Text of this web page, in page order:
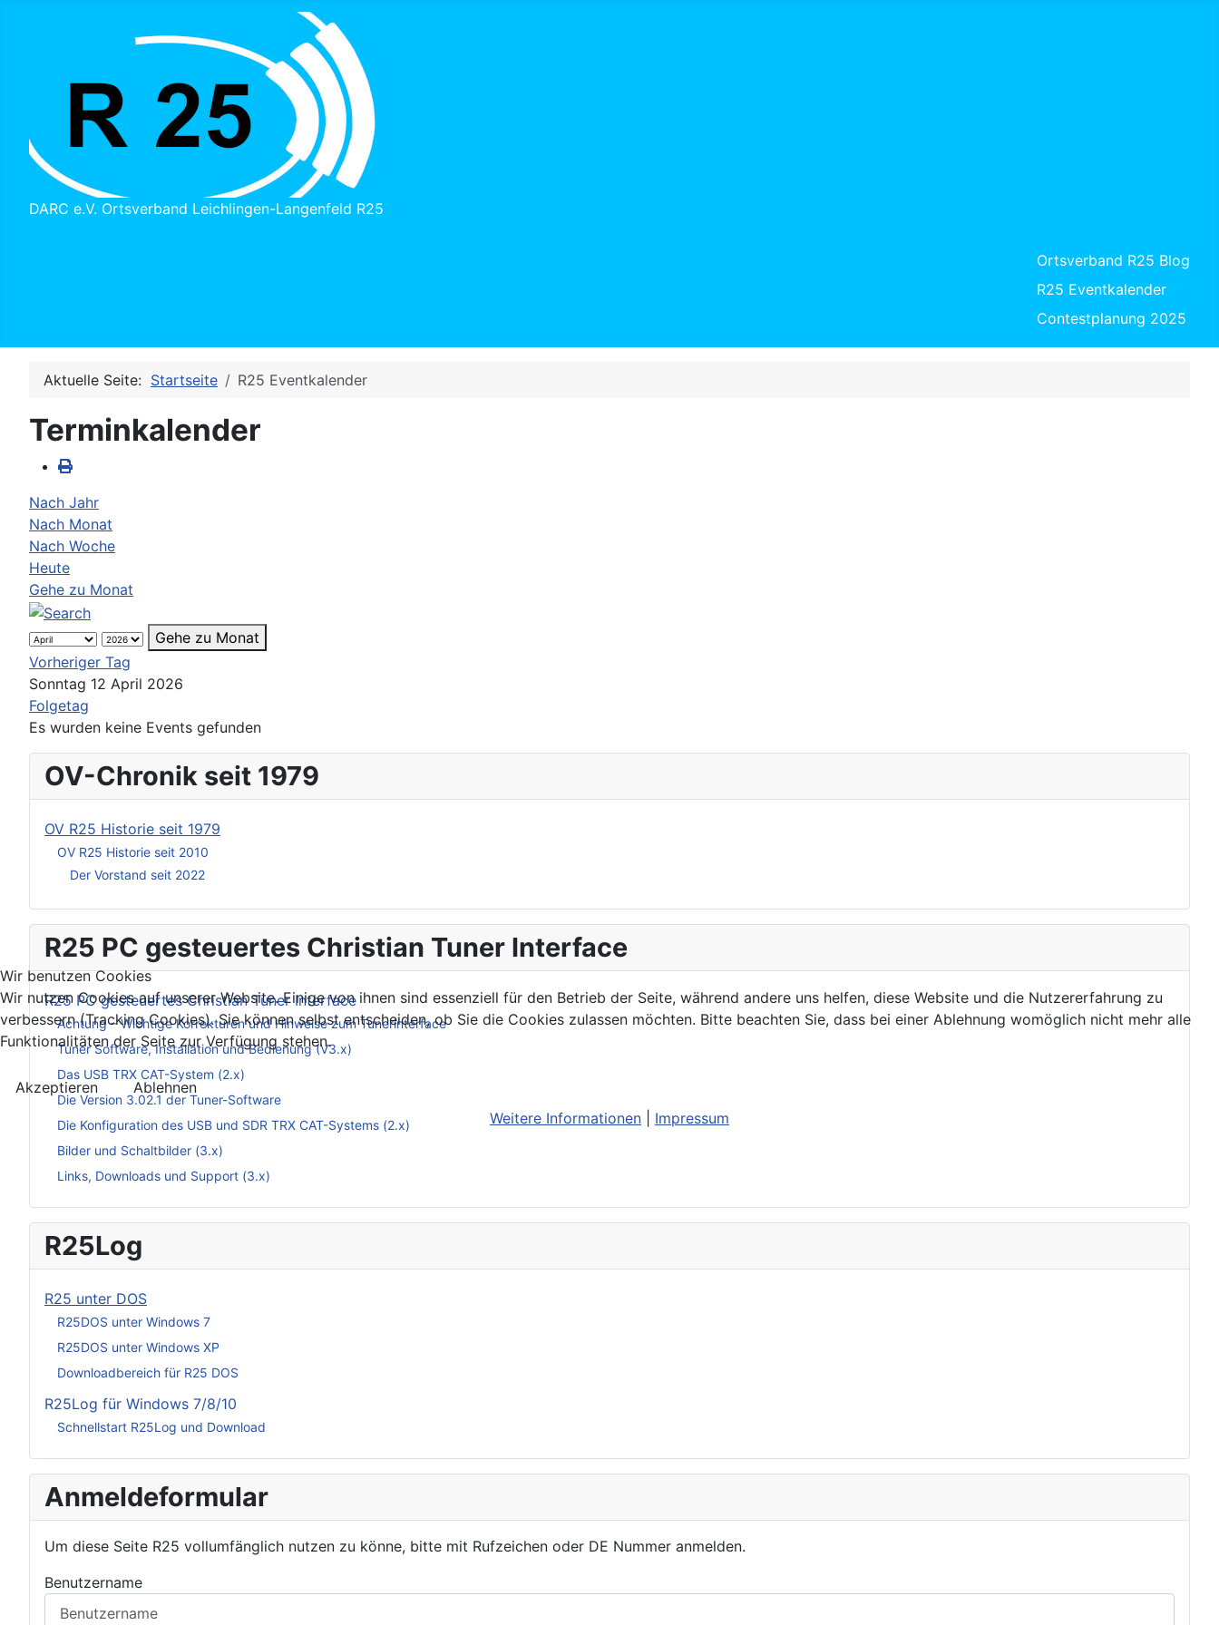
DARC e.V. Ortsverband Leichlingen-Langenfeld R25
Ortsverband R25 Blog
R25 Eventkalender
Contestplanung 2025
OV-Chronik seit 1979
OV R25 Historie seit 1979
OV R25 Historie seit 2010
Der Vorstand seit 2022
R25 PC gesteuertes Christian Tuner Interface
R25 PC gesteuertes Christian Tuner Interface
Achtung – Wichtige Korrekturen und Hinweise zum Tunerinterface
Tuner Software, Installation und Bedienung (V3.x)
Das USB TRX CAT-System (2.x)
Die Version 3.02.1 der Tuner-Software
Die Konfiguration des USB und SDR TRX CAT-Systems (2.x)
Bilder und Schaltbilder (3.x)
Links, Downloads und Support (3.x)
R25Log
R25 unter DOS
R25DOS unter Windows 7
R25DOS unter Windows XP
Downloadbereich für R25 DOS
R25Log für Windows 7/8/10
Schnellstart R25Log und Download
Anmeldeformular
Um diese Seite R25 vollumfänglich nutzen zu könne, bitte mit Rufzeichen oder DE Nummer anmelden.
Benutzername
Aktuelle Seite: Startseite R25 Eventkalender
Terminkalender
Nach Jahr
Nach Monat
Nach Woche
Heute
Gehe zu Monat
Gehe zu Monat
Vorheriger Tag
Sonntag 12 April 2026
Folgetag
Es wurden keine Events gefunden
Wir benutzen Cookies
Wir nutzen Cookies auf unserer Website. Einige von ihnen sind essenziell für den Betrieb der Seite, während andere uns helfen, diese Website und die Nutzererfahrung zu
verbessern (Tracking Cookies). Sie können selbst entscheiden, ob Sie die Cookies zulassen möchten. Bitte beachten Sie, dass bei einer Ablehnung womöglich nicht mehr alle
Funktionalitäten der Seite zur Verfügung stehen.
Akzeptieren
Ablehnen
Weitere Informationen
Impressum